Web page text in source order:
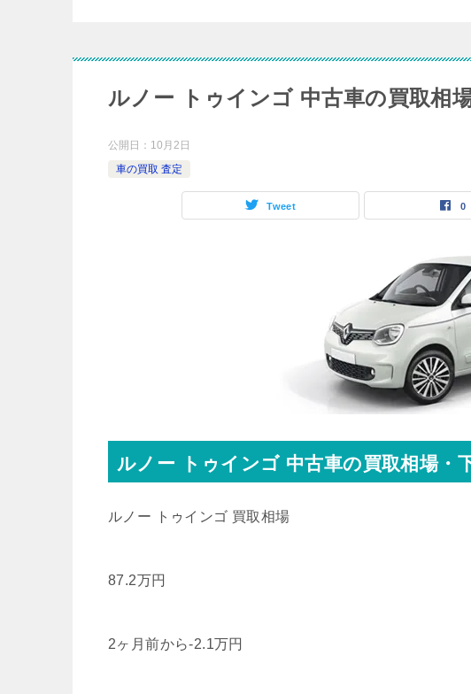
ルノー トゥインゴ 中古車の買取相
公開日： 10月2日
車の買取 査定
Tweet 0
ルノー トゥインゴ 中古車の買取相場・
ルノー トゥインゴ 買取相場
87.2万円
2ヶ月前から-2.1万円